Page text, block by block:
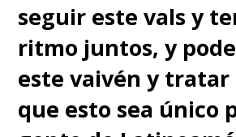
seguir este vals y
ritmo juntos, y
este vaivén y tratar
que esto sea único